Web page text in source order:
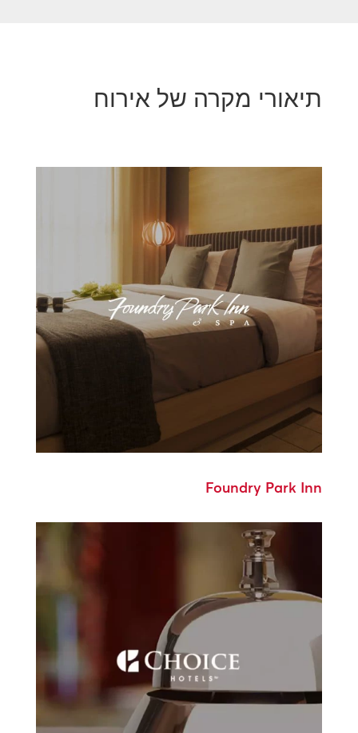
תיאורי מקרה של אירוח
Foundry Park Inn